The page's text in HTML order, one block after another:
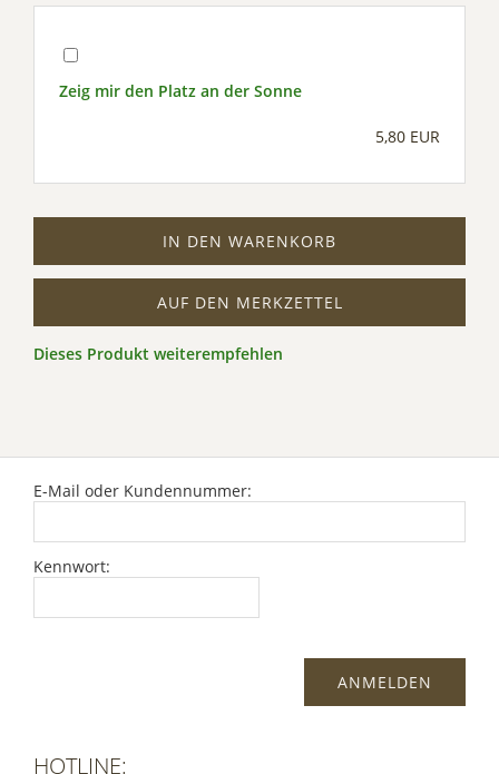
Zeig mir den Platz an der Sonne
5,80 EUR
IN DEN WARENKORB
AUF DEN MERKZETTEL
Dieses Produkt weiterempfehlen
E-Mail oder Kundennummer:
Kennwort:
HOTLINE: